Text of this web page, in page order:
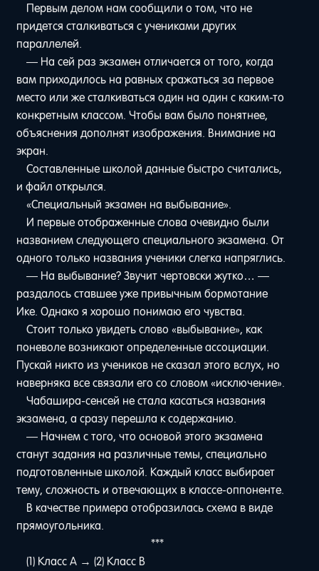
Первым делом нам сообщили о том, что не
придется сталкиваться с учениками других
параллелей.
— На сей раз экзамен отличается от того, когда
вам приходилось на равных сражаться за первое
место или же сталкиваться один на один с каким-то
конкретным классом. Чтобы вам было понятнее,
объяснения дополнят изображения. Внимание на
экран.
Составленные школой данные быстро считались,
и файл открылся.
«Специальный экзамен на выбывание».
И первые отображенные слова очевидно были
названием следующего специального экзамена. От
одного только названия ученики слегка напряглись.
— На выбывание? Звучит чертовски жутко… —
раздалось ставшее уже привычным бормотание
Ике. Однако я хорошо понимаю его чувства.
Стоит только увидеть слово «выбывание», как
поневоле возникают определенные ассоциации.
Пускай никто из учеников не сказал этого вслух, но
наверняка все связали его со словом «исключение».
Чабашира-сенсей не стала касаться названия
экзамена, а сразу перешла к содержанию.
— Начнем с того, что основой этого экзамена
станут задания на различные темы, специально
подготовленные школой. Каждый класс выбирает
тему, сложность и отвечающих в классе-оппоненте.
В качестве примера отобразилась схема в виде
прямоугольника.
***
(1) Класс A → (2) Класс B